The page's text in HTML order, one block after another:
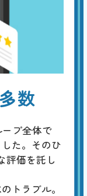
数
プ全体で
た。そのひ
評価を託し
トラブル。